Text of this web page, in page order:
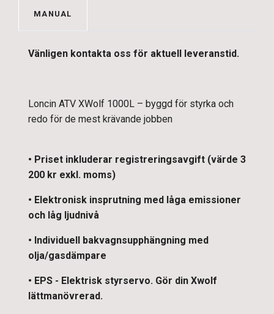
MANUAL
Vänligen kontakta oss för aktuell leveranstid.
Loncin ATV XWolf 1000L – byggd för styrka och
redo för de mest krävande jobben
• Priset inkluderar registreringsavgift (värde 3
200 kr exkl. moms)
• Elektronisk insprutning med låga emissioner
och låg ljudnivå
• Individuell bakvagnsupphängning med
olja/gasdämpare
• EPS - Elektrisk styrservo. Gör din Xwolf
lättmanövrerad.